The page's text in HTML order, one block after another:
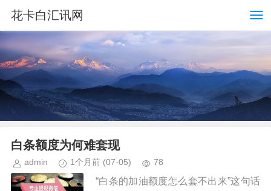
花卡白汇讯网
白条额度为何难套现
admin 1个月前 (07-05) 78
“白条的加油额度怎么套不出来”这句话